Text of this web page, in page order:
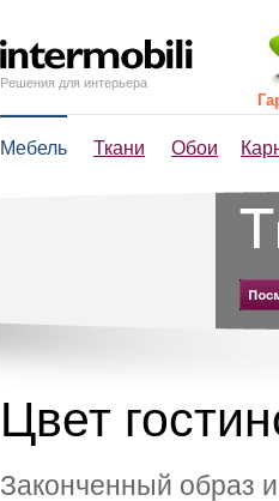
Решения для интерьера
Мебель Ткани Обои
Цвет
Законченный образ